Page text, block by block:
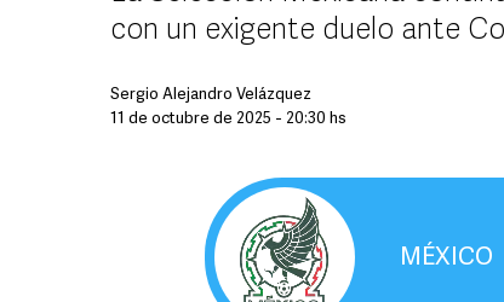
con un exigente duelo ante
Sergio Alejandro Velázquez
11 de octubre de 2025 - 20:30 hs
MÉXICO